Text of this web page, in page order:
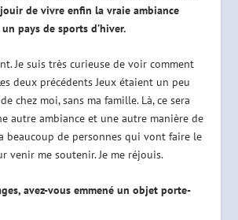
de vivre enfin la vraie ambiance
pays de sports d’hiver.
Je suis très curieuse de voir comment
deux précédents Jeux étaient un peu
chez moi, sans ma famille. Là, ce sera
autre ambiance et une autre manière de
beaucoup de personnes qui vont faire le
venir me soutenir. Je me réjouis.
avez-vous emmené un objet porte-